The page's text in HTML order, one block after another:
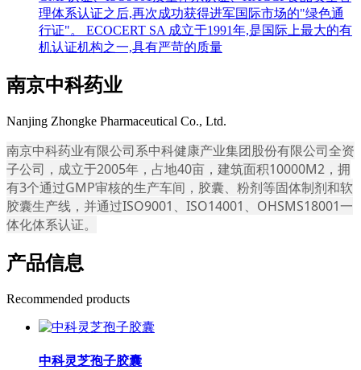
理体系认证之后,再次成功获得进军国际市场的"绿色通
行证"。 ECOCERT SA 成立于1991年,是国际上最大的有
机认证机构之一,具有严苛的质量
南京中科药业
Nanjing Zhongke Pharmaceutical Co., Ltd.
南京中科药业有限公司系中科健康产业集团股份有限公司全资
子公司，成立于2005年，占地40亩，建筑面积10000M2，拥
有3个通过GMP审核的生产车间，胶囊、粉剂等固体制剂和软
胶囊生产线，并通过ISO9001、ISO14001、OHSMS18001一
体化体系认证。
产品信息
Recommended products
中科灵芝孢子胶囊